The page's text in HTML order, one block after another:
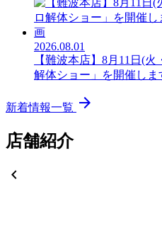
2026.08.01
【難波本店】8月11日(
解体ショー」を開催し
新着情報一覧 arrow_forward
店舗紹介
chevron_left